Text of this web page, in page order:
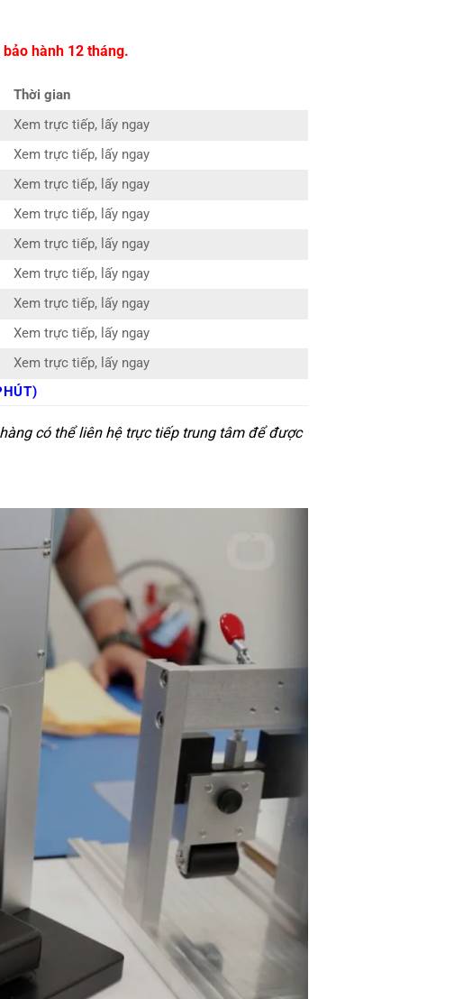
bảo hành 12 tháng.
Thời gian
Xem trực tiếp, lấy ngay
Xem trực tiếp, lấy ngay
Xem trực tiếp, lấy ngay
Xem trực tiếp, lấy ngay
Xem trực tiếp, lấy ngay
Xem trực tiếp, lấy ngay
Xem trực tiếp, lấy ngay
Xem trực tiếp, lấy ngay
Xem trực tiếp, lấy ngay
có thể liên hệ trực tiếp trung tâm để được